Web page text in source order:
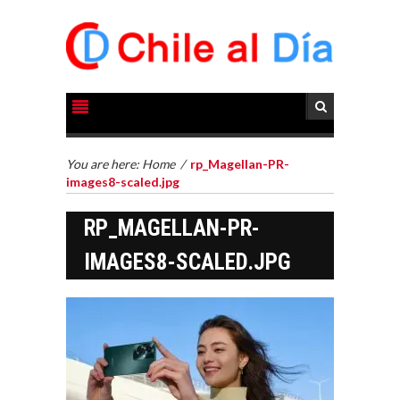
You are here: Home / rp_Magellan-PR-
images8-scaled.jpg
RP_MAGELLAN-PR-
IMAGES8-SCALED.JPG
LA
TRANSFORMACIÓN
DE LOS RECURSOS
CHILENAS
La transformación
estratégica de los
recursos humanos en
FINANCIAMIENTO